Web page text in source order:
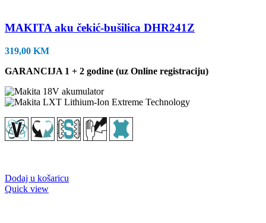
MAKITA aku čekić-bušilica DHR241Z
319,00 KM
GARANCIJA 1 + 2 godine (uz Online registraciju)
Dodaj u košaricu
Quick view